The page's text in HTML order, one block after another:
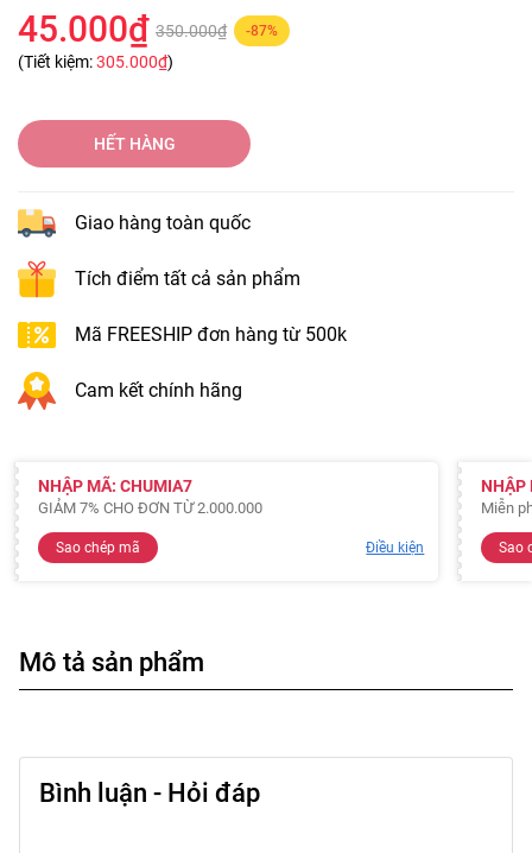
45.000₫ 350.000₫ -87%
(Tiết kiệm:305.000₫)
HẾT HÀNG
Giao hàng toàn quốc
Tích điểm tất cả sản phẩm
Mã FREESHIP đơn hàng từ 500k
Cam kết chính hãng
NHẬP MÃ: CHUMIA7
GIẢM 7% CHO ĐƠN TỪ 2.000.000
Sao chép mã Điều kiện
NHẬP
Miễn
Sao
Mô tả sản phẩm
Bình luận - Hỏi đáp